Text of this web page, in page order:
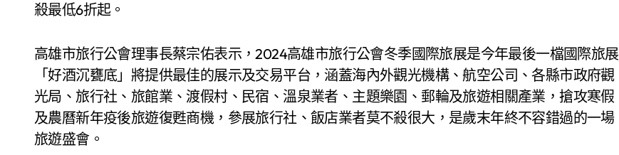
殺最低6折起。
高雄市旅行公會理事長蔡宗佑表示，2024高雄市旅行公會冬季國際旅展是今年最後一檔國際旅展
「好酒沉甕底」將提供最佳的展示及交易平台，涵蓋海內外觀光機構、航空公司、各縣市政府觀
光局、旅行社、旅館業、渡假村、民宿、溫泉業者、主題樂園、郵輪及旅遊相關產業，搶攻寒假
及農曆新年疫後旅遊復甦商機，參展旅行社、飯店業者莫不殺很大，是歲末年終不容錯過的一場
旅遊盛會。